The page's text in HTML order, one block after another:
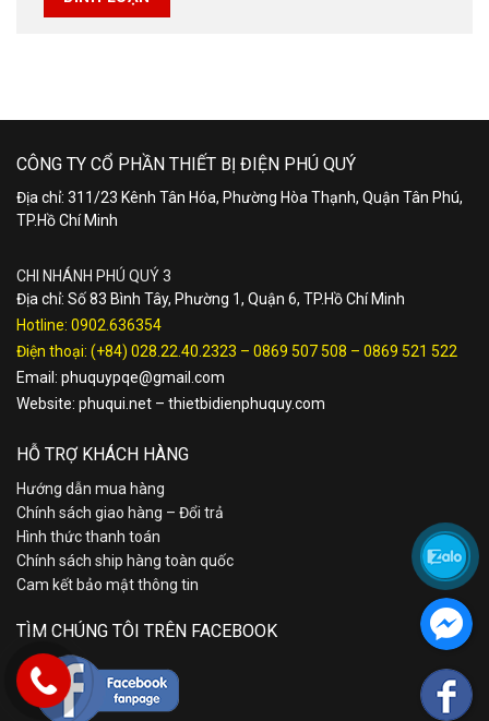
CÔNG TY CỔ PHẦN THIẾT BỊ ĐIỆN PHÚ QUÝ
Địa chỉ: 311/23 Kênh Tân Hóa, Phường Hòa Thạnh, Quận Tân Phú,
TP.Hồ Chí Minh
CHI NHÁNH PHÚ QUÝ 3
Địa chỉ: Số 83 Bình Tây, Phường 1, Quận 6, TP.Hồ Chí Minh
Hotline: 0902.636354
Điện thoại: (+84) 028.22.40.2323 – 0869 507 508 – 0869 521 522
Email: phuquypqe@gmail.com
Website: phuqui.net – thietbidienphuquy.com
HỖ TRỢ KHÁCH HÀNG
Hướng dẫn mua hàng
Chính sách giao hàng – Đổi trả
Hình thức thanh toán
Chính sách ship hàng toàn quốc
Cam kết bảo mật thông tin
TÌM CHÚNG TÔI TRÊN FACEBOOK